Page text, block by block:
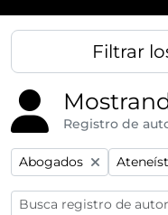
Filtrar
Registro de
Remove filter:
Abogados